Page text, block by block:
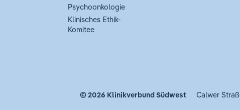
Psychoonkologie
Klinisches Ethik-
Komitee
© 2026 Klinikverbund Südwest Calwer